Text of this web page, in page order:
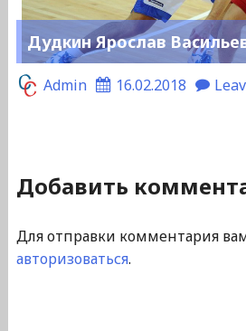
Дудкин Ярослав
Admin 16.02.2018
Добавить
Для отправки комментария
авторизоваться.